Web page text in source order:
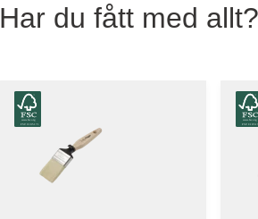
Har du fått med allt?